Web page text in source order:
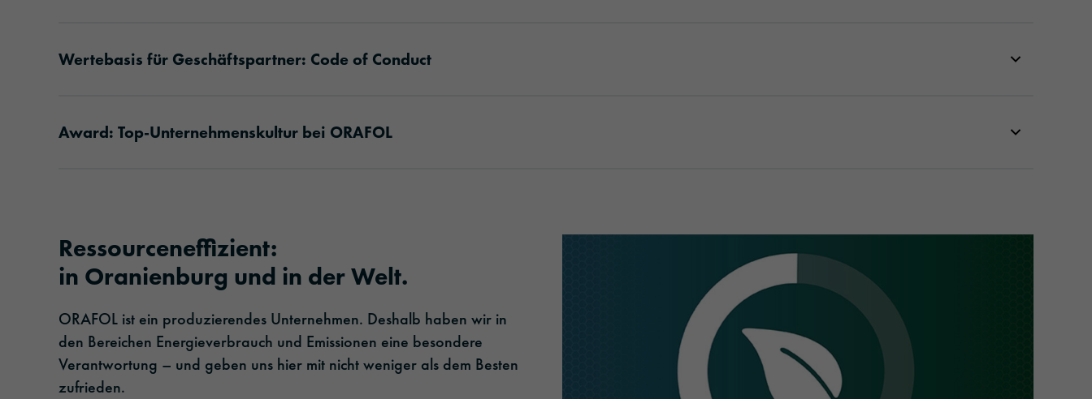
Wertebasis für Geschäftspartner: Code of Conduct
Award: Top-Unternehmenskultur bei ORAFOL
Ressourceneffizient:
in Oranienburg und in der Welt.
ORAFOL ist ein produzierendes Unternehmen. Deshalb haben wir in
den Bereichen Energieverbrauch und Emissionen eine besondere
Verantwortung – und geben uns hier mit nicht weniger als dem Besten
zufrieden.